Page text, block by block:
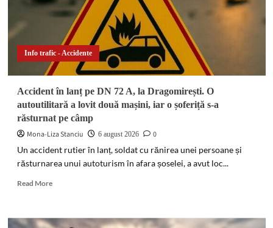
Info trafic - Accidente
Accident în lanț pe DN 72 A, la Dragomirești. O
autoutilitară a lovit două mașini, iar o șoferiță s-a
răsturnat pe câmp
Mona-Liza Stanciu
6 august 2026
0
Un accident rutier în lanț, soldat cu rănirea unei persoane și
răsturnarea unui autoturism în afara șoselei, a avut loc...
Read MoreRead
Accident